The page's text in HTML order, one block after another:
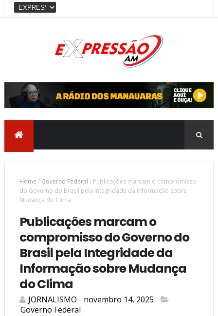
Home / Governo Federal / Publicações marcam o compromisso
do Governo do Brasil pela Integridade da Informação sobre
Mudança do Clima
Publicações marcam o
compromisso do Governo do
Brasil pela Integridade da
Informação sobre Mudança
do Clima
JORNALISMO
novembro 14, 2025
Governo Federal